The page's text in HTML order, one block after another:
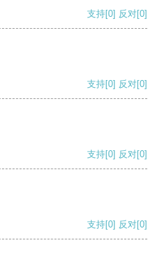
支持[0] 反对[0]
支持[0] 反对[0]
支持[0] 反对[0]
支持[0] 反对[0]